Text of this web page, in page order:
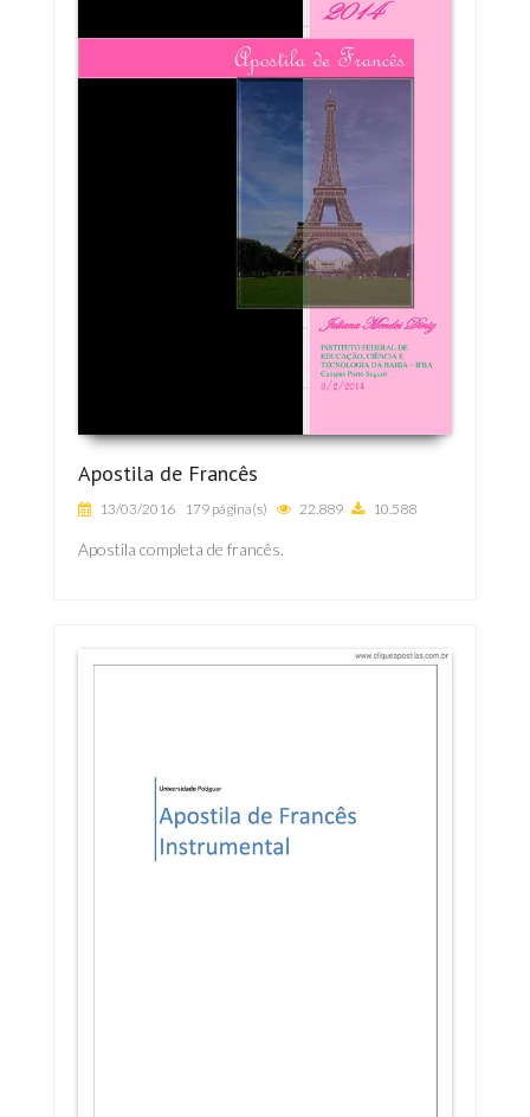
Apostila de Francês
13/03/2016 179 página(s) 22.889 10.588
Apostila completa de francês.